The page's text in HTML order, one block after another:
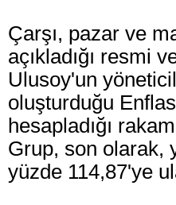
Çarşı, pazar ve
açıkladığı resmi
Ulusoy'un
oluşturduğu
hesapladığı
Grup, son olarak,
yüzde 114,87'ye